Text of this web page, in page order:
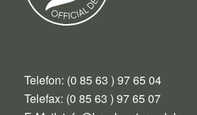
Telefon: (0 85 63 ) 97 65 04
Telefax: (0 85 63 ) 97 65 07